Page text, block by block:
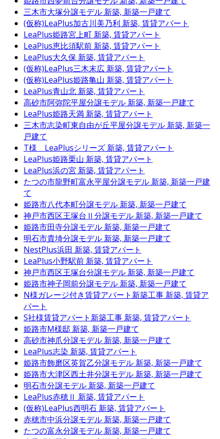
三木市大塚分譲モデル 新築, 新築一戸建て
(仮称)LeaPlus加古川美乃利 新築, 賃貸アパート
LeaPlus姫路宮上町 新築, 賃貸アパート
LeaPlus恵比須駅前 新築, 賃貸アパート
LeaPlus大久保 新築, 賃貸アパート
(仮称)LeaPlus三木末広 新築, 賃貸アパート
(仮称)LeaPlus姫路亀山 新築, 賃貸アパート
LeaPlus青山北 新築, 賃貸アパート
高砂市阿弥陀平屋分譲モデル 新築, 新築一戸建て
LeaPlus姫路天満 新築, 賃貸アパート
三木市志染町東自由が丘平屋分譲モデル 新築, 新築一
戸建て
T様 LeaPlusシリーズ 新築, 賃貸アパート
LeaPlus姫路栗山 新築, 賃貸アパート
LeaPlus浜の宮 新築, 賃貸アパート
たつの市龍野町富永平屋分譲モデル 新築, 新築一戸建
て
姫路市八代本町分譲モデル 新築, 新築一戸建て
神戸市西区王塚台Ⅱ分譲モデル 新築, 新築一戸建て
姫路市田寺分譲モデル 新築, 新築一戸建て
明石市貴埼分譲モデル 新築, 新築一戸建て
NestPlus浜田 新築, 賃貸アパート
LeaPlus小野駅前 新築, 賃貸アパート
神戸市西区王塚台分譲モデル 新築, 新築一戸建て
姫路市神子岡前分譲モデル 新築, 新築一戸建て
N様ガレージ付き賃貸アパート新築工事 新築, 賃貸ア
パート
S社様賃貸アパート新築工事 新築, 賃貸アパート
姫路市M様邸 新築, 新築一戸建て
高砂市神爪分譲モデル 新築, 新築一戸建て
LeaPlus志染 新築, 賃貸アパート
姫路市飾磨区英賀乙分譲モデル 新築, 新築一戸建て
姫路市大津区西土井分譲モデル 新築, 新築一戸建て
明石市分譲モデル 新築, 新築一戸建て
LeaPlus赤穂Ⅱ 新築, 賃貸アパート
(仮称)LeaPlus西明石 新築, 賃貸アパート
赤穂市中浜分譲モデル 新築, 新築一戸建て
たつの富永分譲モデル 新築, 新築一戸建て